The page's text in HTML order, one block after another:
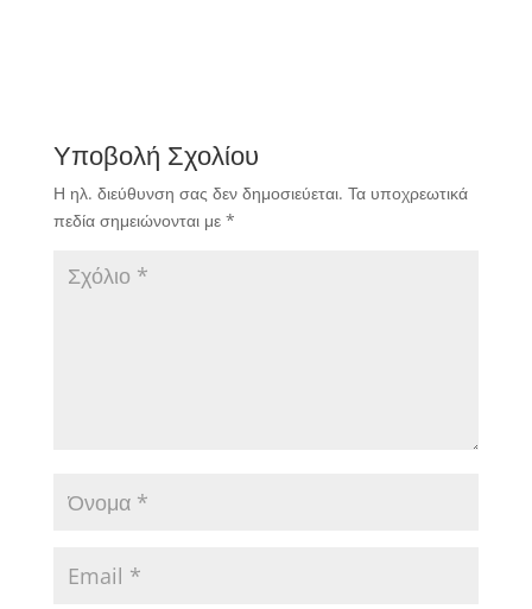
Αρχέλαου στο παρκέ,
έφτασε σε μία εύκολη
επικράτηση παίρνοντας
μία σημαντική διαφορά
δεκάλεπτο, απάντησε…
Υποβολή Σχολίου
Η ηλ. διεύθυνση σας δεν δημοσιεύεται. Τα υποχρεωτικά
πεδία σημειώνονται με *